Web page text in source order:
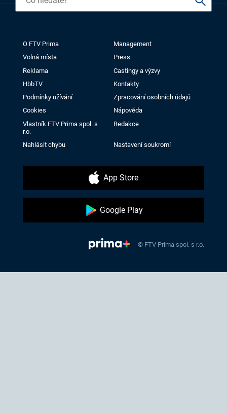
O FTV Prima
Management
Volná místa
Press
Reklama
Castingy a výzvy
HbbTV
Kontakty
Podmínky užívání
Zpracování osobních údajů
Cookies
Nápověda
Vlastník FTV Prima spol. s
r.o.
Redakce
Nahlásit chybu Nastavení soukromí
App Store
Google Play
© FTV Prima spol. s r.o.